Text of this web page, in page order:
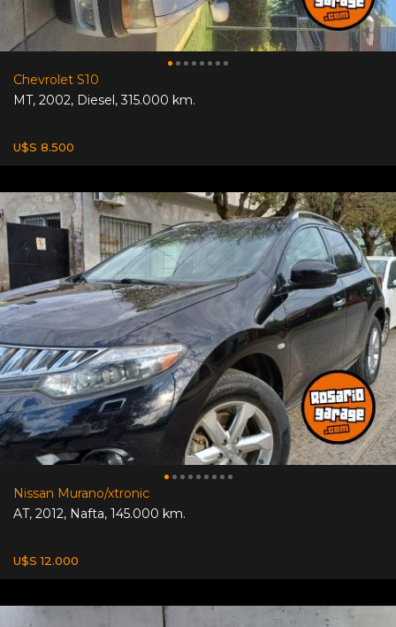
Chevrolet S10
MT, 2002, Diesel,315.000 km.
U$S 8.500
Nissan Murano/xtronic
AT, 2012, Nafta, 145.000 km.
U$S 12.000